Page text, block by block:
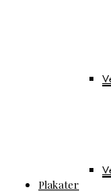
Plakater